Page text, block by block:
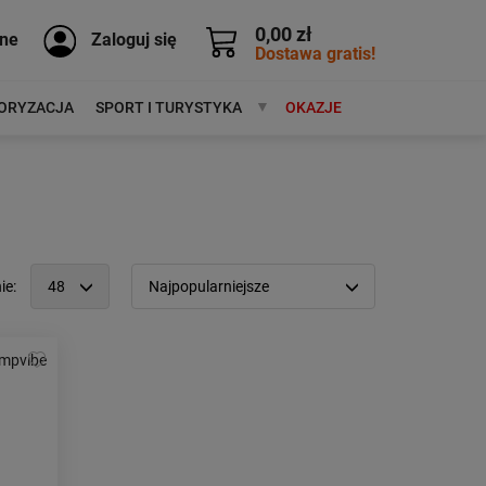
0,00 zł
Dostawa gratis!
Zaloguj się
SPORT I TURYSTYKA MARKIOKAZJE
48 Najpopularniejsze